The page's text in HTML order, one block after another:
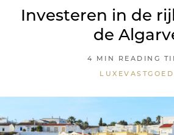
Investeren in de
de
4 MIN READING
LUXEVASTGOED